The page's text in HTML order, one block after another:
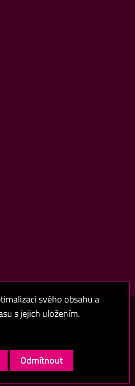
svého obsahu a
s jejich uložením.
Odmítnout